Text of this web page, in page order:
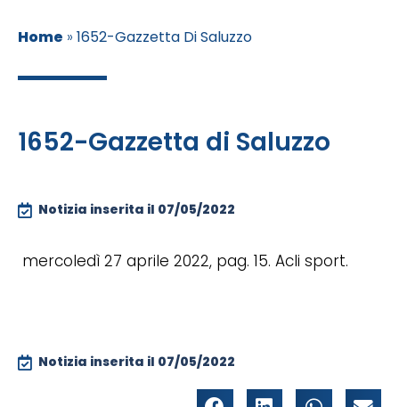
Home » 1652-Gazzetta Di Saluzzo
1652-Gazzetta di Saluzzo
Notizia inserita il 07/05/2022
mercoledì 27 aprile 2022, pag. 15. Acli sport.
Notizia inserita il 07/05/2022